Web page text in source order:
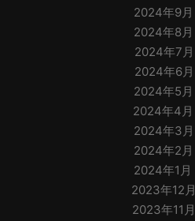
2024年9月
2024年8月
2024年7月
2024年6月
2024年5月
2024年4月
2024年3月
2024年2月
2024年1月
2023年12月
2023年11月